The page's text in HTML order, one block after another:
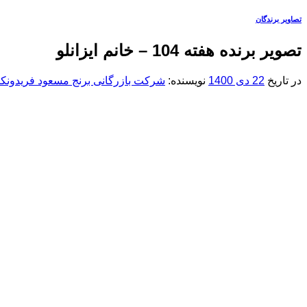
تصاویر برندگان
تصویر برنده هفته 104 – خانم ایزانلو
در تاریخ 22 دی 1400 نویسنده: شرکت بازرگانی برنج مسعود